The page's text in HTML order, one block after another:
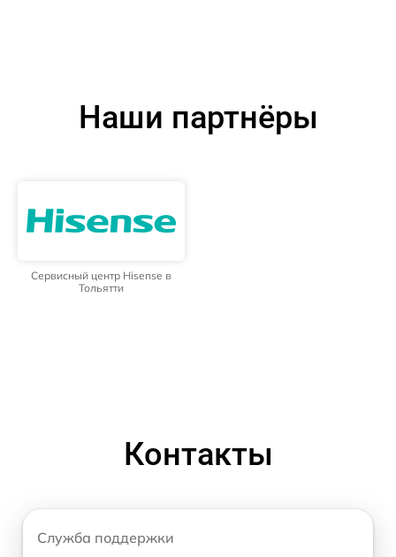
Наши партнёры
Сервисный центр Hisense в
Тольятти
Контакты
Служба поддержки